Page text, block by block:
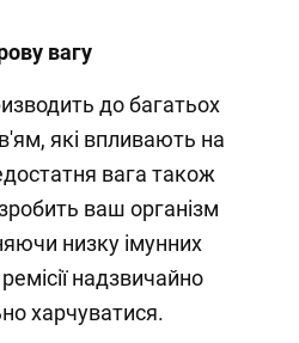
вагу
до багатьох
які впливають на
вага також
ваш організм
низку імунних
надзвичайно
харчуватися.